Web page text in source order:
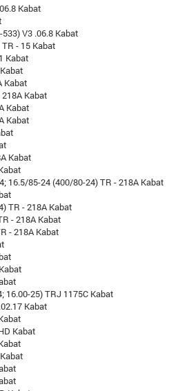
Kabat
V3 .06.8 Kabat
- 15 Kabat
Kabat
Kabat
Kabat
Kabat
Kabat
Kabat
16.5/85-24 (400/80-24) TR - 218A Kabat
TR - 218A Kabat
- 218A Kabat
- 218A Kabat
16.00-25) TRJ 1175C Kabat
Kabat
Kabat